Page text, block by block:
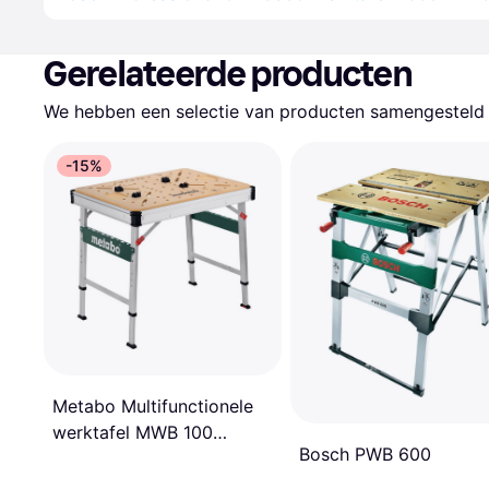
Gerelateerde producten
We hebben een selectie van producten
-15%
Metabo Multifunctionele
werktafel MWB 100
Bosch PWB 600